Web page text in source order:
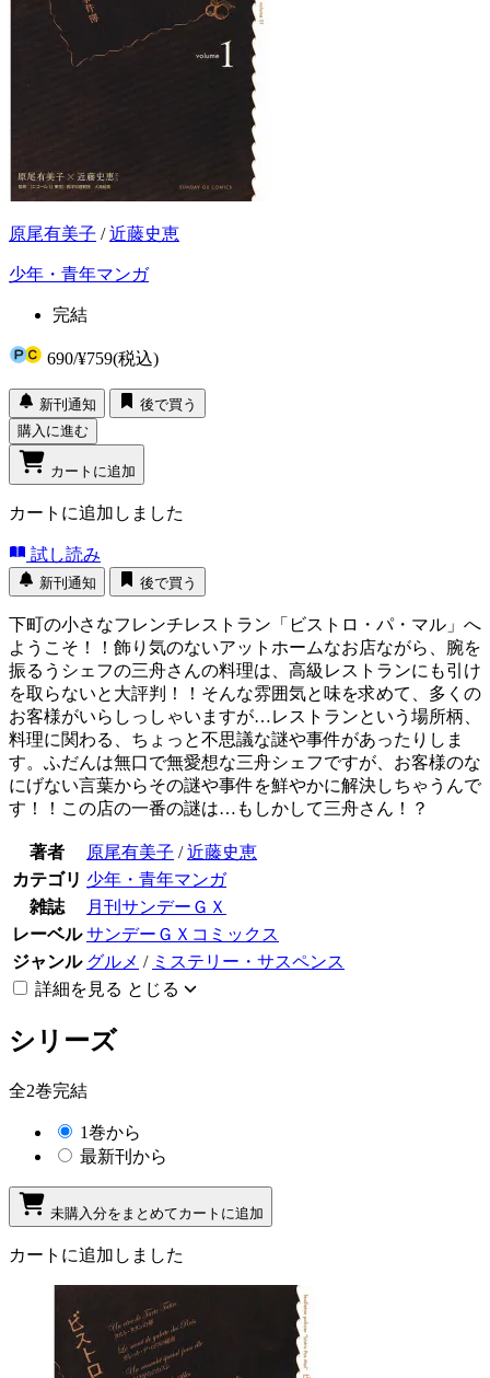
原尾有美子 /近藤史恵
少年・青年マンガ
完結
690/¥759(税込)
新刊通知
後で買う
購入に進む
カートに追加
カートに追加しました
試し読み
新刊通知 後で買う
下町の小さなフレンチレストラン「ビストロ・パ・マル」へ
ようこそ！！飾り気のないアットホームなお店ながら、腕を
振るうシェフの三舟さんの料理は、高級レストランにも引け
を取らないと大評判！！そんな雰囲気と味を求めて、多くの
お客様がいらしっしゃいますが…レストランという場所柄、
料理に関わる、ちょっと不思議な謎や事件があったりしま
す。ふだんは無口で無愛想な三舟シェフですが、お客様のな
にげない言葉からその謎や事件を鮮やかに解決しちゃうんで
す！！この店の一番の謎は…もしかして三舟さん！？
著者 原尾有美子 /近藤史恵
カテゴリ 少年・青年マンガ
雑誌
月刊サンデーＧＸ
レーベル サンデーＧＸコミックス
ジャンル グルメ / ミステリー・サスペンス
詳細を見る とじる
シリーズ
全2巻完結
1巻から
最新刊から
未購入分をまとめてカートに追加
カートに追加しました